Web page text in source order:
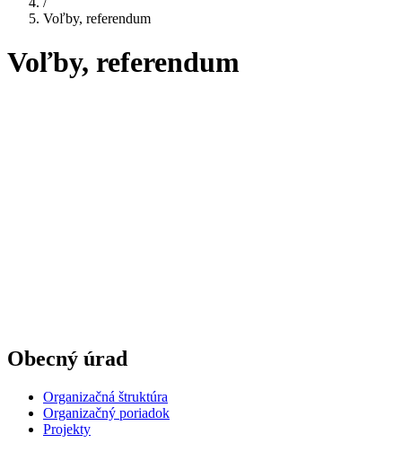
Voľby, referendum
Voľby, referendum
Obecný úrad
Organizačná štruktúra
Organizačný poriadok
Projekty